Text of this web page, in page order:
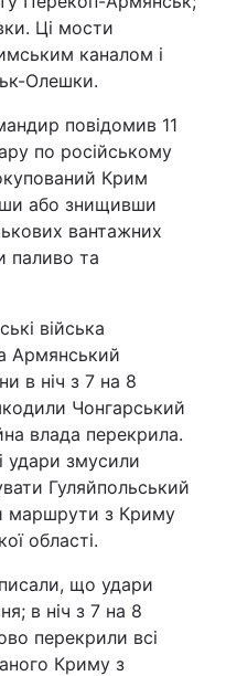
Ці мости
каналом і
Олешки.
повідомив 11
по російському
Крим
або знищивши
вантажних
паливо та
війська
Армянський
в ніч з 7 на 8
Чонгарський
влада перекрила.
удари змусили
Гуляйпольський
маршрути з Криму
області.
що удари
в ніч з 7 на 8
перекрили всі
Криму з